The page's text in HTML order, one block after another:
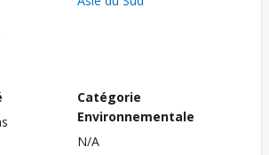
Catégorie
Environnementale
N/A